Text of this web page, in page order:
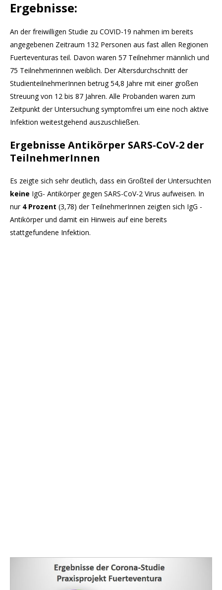
Ergebnisse:
An der freiwilligen Studie zu COVID-19 nahmen im bereits
angegebenen Zeitraum 132 Personen aus fast allen Regionen
Fuerteventuras teil. Davon waren 57 Teilnehmer männlich und
75 Teilnehmerinnen weiblich. Der Altersdurchschnitt der
StudienteilnehmerInnen betrug 54,8 Jahre mit einer großen
Streuung von 12 bis 87 Jahren. Alle Probanden waren zum
Zeitpunkt der Untersuchung symptomfrei um eine noch aktive
Infektion weitestgehend auszuschließen.
Ergebnisse Antikörper SARS-CoV-2 der
TeilnehmerInnen
Es zeigte sich sehr deutlich, dass ein Großteil der Untersuchten
keine IgG- Antikörper gegen SARS-CoV-2 Virus aufweisen. In
nur 4 Prozent (3,78) der TeilnehmerInnen zeigten sich IgG -
Antikörper und damit ein Hinweis auf eine bereits
stattgefundene Infektion.